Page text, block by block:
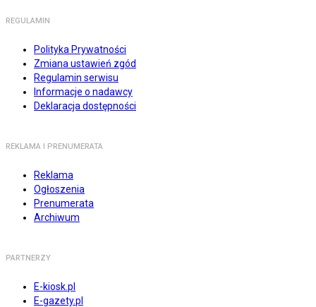
REGULAMIN
Polityka Prywatności
Zmiana ustawień zgód
Regulamin serwisu
Informacje o nadawcy
Deklaracja dostępności
REKLAMA I PRENUMERATA
Reklama
Ogłoszenia
Prenumerata
Archiwum
PARTNERZY
E-kiosk.pl
E-gazety.pl